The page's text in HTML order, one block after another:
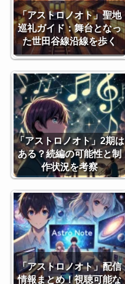
「アストロノオト」聖地
巡礼ガイド：舞台となっ
た世田谷線沿線を歩く
「アストロノオト」2期は
ある？続編の可能性と制
作状況を考察
「アストロノオト」配信
情報まとめ！視聴可能な